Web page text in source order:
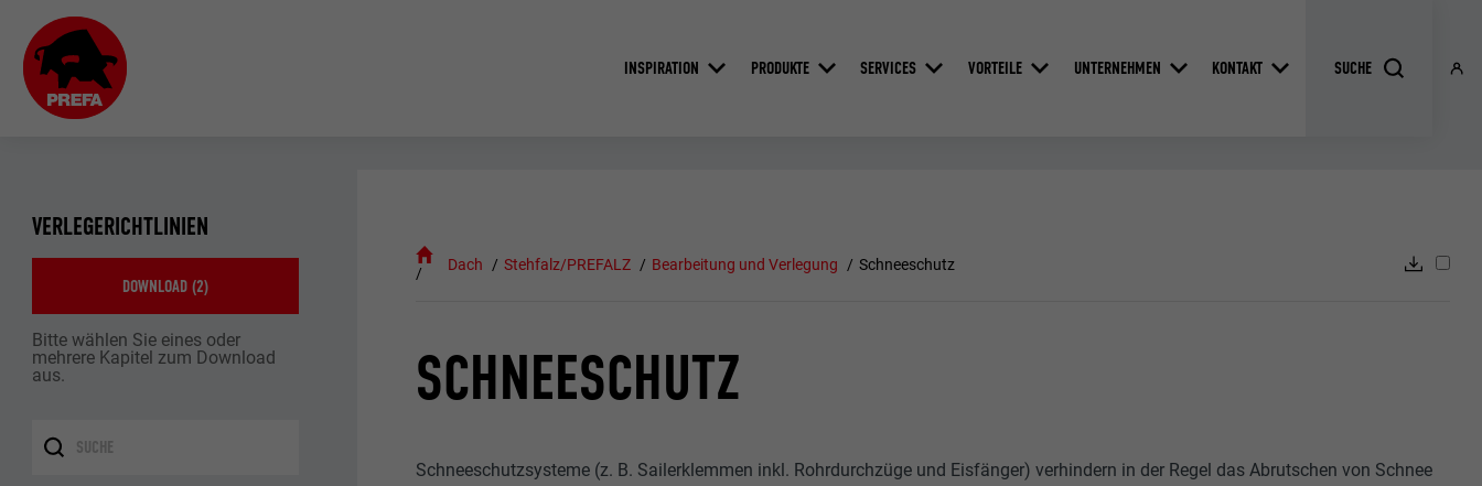
INSPIRATION PRODUKTE SERVICES VORTEILE UNTERNEHMEN KONTAKT
VERLEGERICHTLINIEN
DOWNLOAD (2)
Bitte wählen Sie eines oder
mehrere Kapitel zum Download
aus.
Dach Stehfalz/PREFALZ Bearbeitung und Verlegung Schneeschutz
SCHNEESCHUTZ
Schneeschutzsysteme (z. B. Sailerklemmen inkl. Rohrdurchzüge und Eisfänger) verhindern in der Regel das Abrutschen von Schnee